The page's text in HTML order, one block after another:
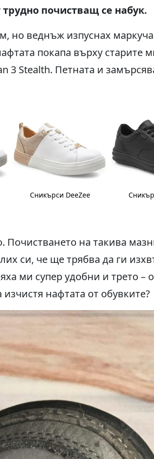
почистващ се набук.
но веднъж изпуснах
покапа върху старите
3 Stealth. Петната и
Сникърси DeeZee
на такива
си, че ще трябва да ги
ми супер удобни и трето –
нафтата от обувките?